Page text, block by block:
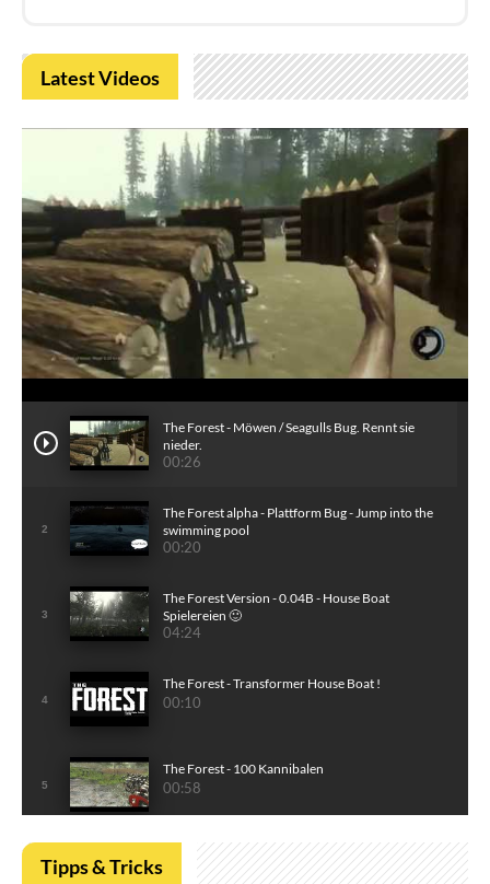
Latest Videos
The Forest - Möwen / Seagulls Bug. Rennt sie
nieder.
00:26
2
The Forest alpha - Plattform Bug - Jump into the
swimming pool
00:20
3
The Forest Version - 0.04B - House Boat
Spielereien 🙂
04:24
4
The Forest - Transformer House Boat !
00:10
5
The Forest - 100 Kannibalen
00:58
Tipps & Tricks